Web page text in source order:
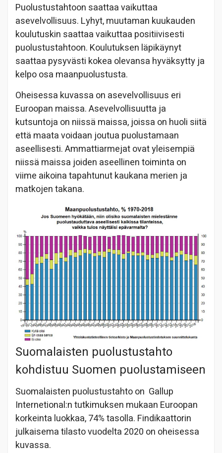
Puolustustahtoon saattaa vaikuttaa
asevelvollisuus. Lyhyt, muutaman kuukauden
koulutuskin saattaa vaikuttaa positiivisesti
puolustustahtoon. Koulutuksen läpikäynyt
saattaa pysyvästi kokea olevansa hyväksytty ja
kelpo osa maanpuolustusta.
Oheisessa kuvassa on asevelvollisuus eri
Euroopan maissa. Asevelvollisuutta ja
kutsuntoja on niissä maissa, joissa on huoli siitä
että maata voidaan joutua puolustamaan
aseellisesti. Ammattiarmejat ovat yleisempiä
niissä maissa joiden aseellinen toiminta on
viime aikoina tapahtunut kaukana merien ja
matkojen takana.
Suomalaisten puolustustahto
kohdistuu Suomen puolustamiseen
Suomalaisten puolustustahto on Gallup
Internetional:n tutkimuksen mukaan Euroopan
korkeinta luokkaa, 74% tasolla. Findikaattorin
julkaisema tilasto vuodelta 2020 on oheisessa
kuvassa.